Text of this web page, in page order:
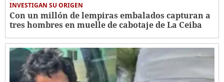
INVESTIGAN SU ORIGEN
Con un millón de lempiras embalados capturan a
tres hombres en muelle de cabotaje de La Ceiba